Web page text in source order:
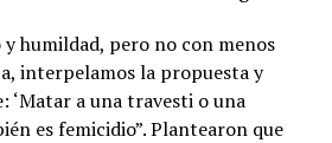
humildad, pero no con menos
interpelamos la propuesta y
‘Matar a una travesti o una
es femicidio”. Plantearon que